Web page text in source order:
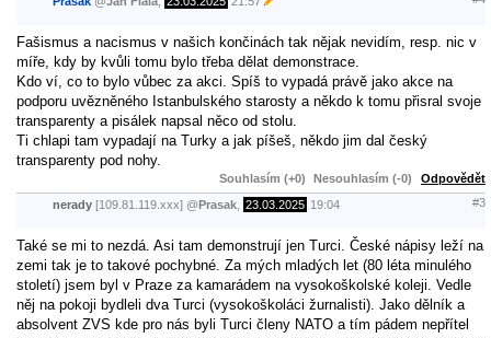
Fašismus a nacismus v našich končinách tak nějak nevidím, resp. nic v
míře, kdy by kvůli tomu bylo třeba dělat demonstrace.
Kdo ví, co to bylo vůbec za akci. Spíš to vypadá právě jako akce na
podporu uvězněného Istanbulského starosty a někdo k tomu přisral svoje
transparenty a pisálek napsal něco od stolu.
Ti chlapi tam vypadají na Turky a jak píšeš, někdo jim dal český
transparenty pod nohy.
Souhlasím (+0) Nesouhlasím (-0) Odpovědět
nerady [109.81.119.xxx] @ Prasak 23.03.2025 19:04 #3
Také se mi to nezdá. Asi tam demonstrují jen Turci. České nápisy leží na
zemi tak je to takové pochybné. Za mých mladých let (80 léta minulého
století) jsem byl v Praze za kamarádem na vysokoškolské koleji. Vedle
něj na pokoji bydleli dva Turci (vysokoškoláci žurnalisti). Jako dělník a
absolvent ZVS kde pro nás byli Turci členy NATO a tím pádem nepřítel